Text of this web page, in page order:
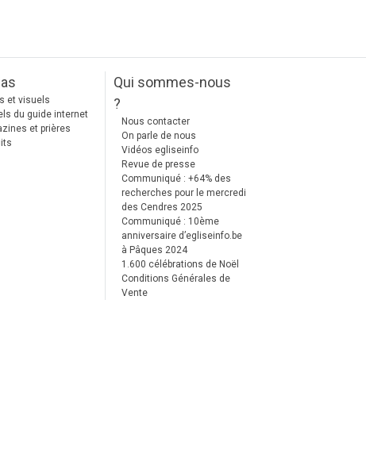
et visuels
du guide internet
et prières
Qui sommes-nous
?
Nous contacter
On parle de nous
Vidéos egliseinfo
Revue de presse
Communiqué : +64% des
recherches pour le mercredi
des Cendres 2025
Communiqué : 10ème
anniversaire d’egliseinfo.be
à Pâques 2024
1.600 célébrations de Noël
Conditions Générales de
Vente